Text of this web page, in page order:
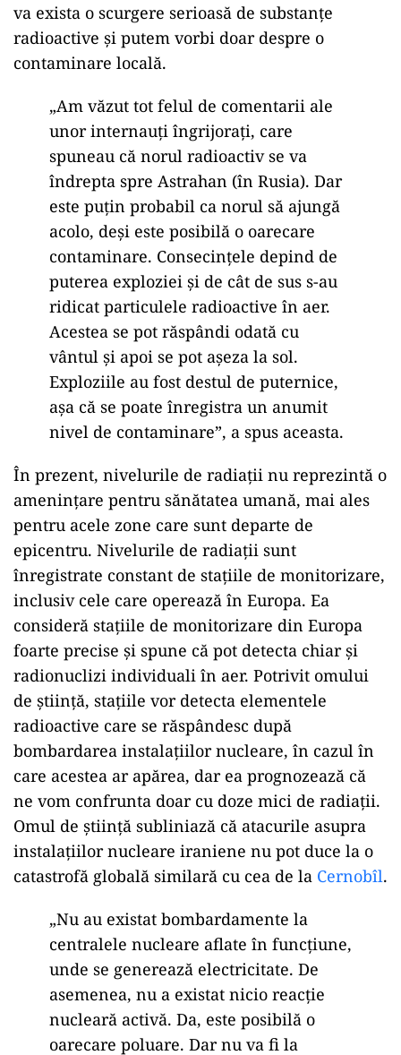
va exista o scurgere serioasă de substanțe
radioactive și putem vorbi doar despre o
contaminare locală.
„Am văzut tot felul de comentarii ale
unor internauți îngrijorați, care
spuneau că norul radioactiv se va
îndrepta spre Astrahan (în Rusia). Dar
este puțin probabil ca norul să ajungă
acolo, deși este posibilă o oarecare
contaminare. Consecințele depind de
puterea exploziei și de cât de sus s-au
ridicat particulele radioactive în aer.
Acestea se pot răspândi odată cu
vântul și apoi se pot așeza la sol.
Exploziile au fost destul de puternice,
așa că se poate înregistra un anumit
nivel de contaminare”, a spus aceasta.
În prezent, nivelurile de radiații nu reprezintă o
amenințare pentru sănătatea umană, mai ales
pentru acele zone care sunt departe de
epicentru. Nivelurile de radiații sunt
înregistrate constant de stațiile de monitorizare,
inclusiv cele care operează în Europa. Ea
consideră stațiile de monitorizare din Europa
foarte precise și spune că pot detecta chiar și
radionuclizi individuali în aer. Potrivit omului
de știință, stațiile vor detecta elementele
radioactive care se răspândesc după
bombardarea instalațiilor nucleare, în cazul în
care acestea ar apărea, dar ea prognozează că
ne vom confrunta doar cu doze mici de radiații.
Omul de știință subliniază că atacurile asupra
instalațiilor nucleare iraniene nu pot duce la o
catastrofă globală similară cu cea de la Cernobîl.
„Nu au existat bombardamente la
centralele nucleare aflate în funcțiune,
unde se generează electricitate. De
asemenea, nu a existat nicio reacție
nucleară activă. Da, este posibilă o
oarecare poluare. Dar nu va fi la